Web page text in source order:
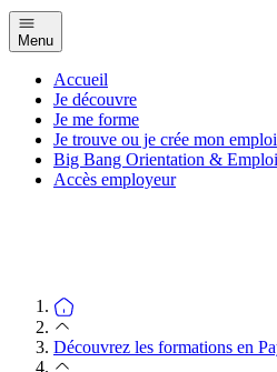
Menu
Accueil
Je découvre
Je me forme
Je trouve ou je crée mon emploi
Big Bang Orientation & Emploi
Accès employeur
Découvrez les formations en